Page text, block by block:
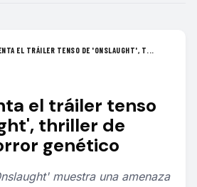
EL TRÁILER TENSO DE 'ONSLAUGHT', T...
el tráiler tenso
thriller de
genético
muestra una amenaza